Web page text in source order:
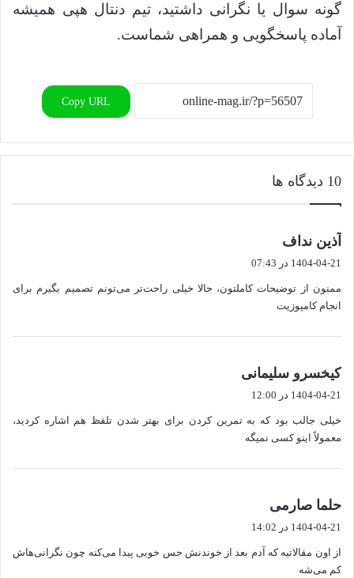
گونه سوال یا نگرانی داشتید، تیم دنتال هپی همیشه
آماده پاسخگویی و همراهی شماست.
Copy URL
‫10 دیدگاه ها
آذین نداف
:
1404-04-21 در 07:43
ممنون از توضیحات کاملتون، حالا خیلی راحت‌تر می‌تونم تصمیم بگیرم برای
انجام کامپوزیت
کیخسرو سلیمانی
:
1404-04-21 در 12:00
خیلی جالب بود که به تمرین کردن برای بهتر شدن تلفظ هم اشاره کردید،
معمولاً اینو کسی نمیگه
حلما صارمی
:
1404-04-21 در 14:02
از اون مقالاتیه که آدم بعد از خوندنش حس خوبی پیدا می‌کنه چون نگرانی‌هاش
کم می‌شه